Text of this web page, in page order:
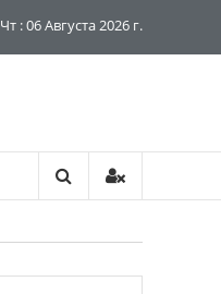
Чт : 06 Августа 2026 г.